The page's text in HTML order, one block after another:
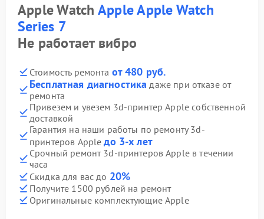
Apple Watch Apple Apple Watch
Series 7
Не работает вибро
Стоимость ремонта от 480 руб.
Бесплатная диагностика даже при отказе от
ремонта
Привезем и увезем 3d-принтер Apple собственной
доставкой
Гарантия на наши работы по ремонту 3d-
принтеров Appleдо 3-х лет
Срочный ремонт 3d-принтеров Apple в течении
часа
Скидка для вас до 20%
Получите 1500 рублей на ремонт
Оригинальные комплектующие Apple